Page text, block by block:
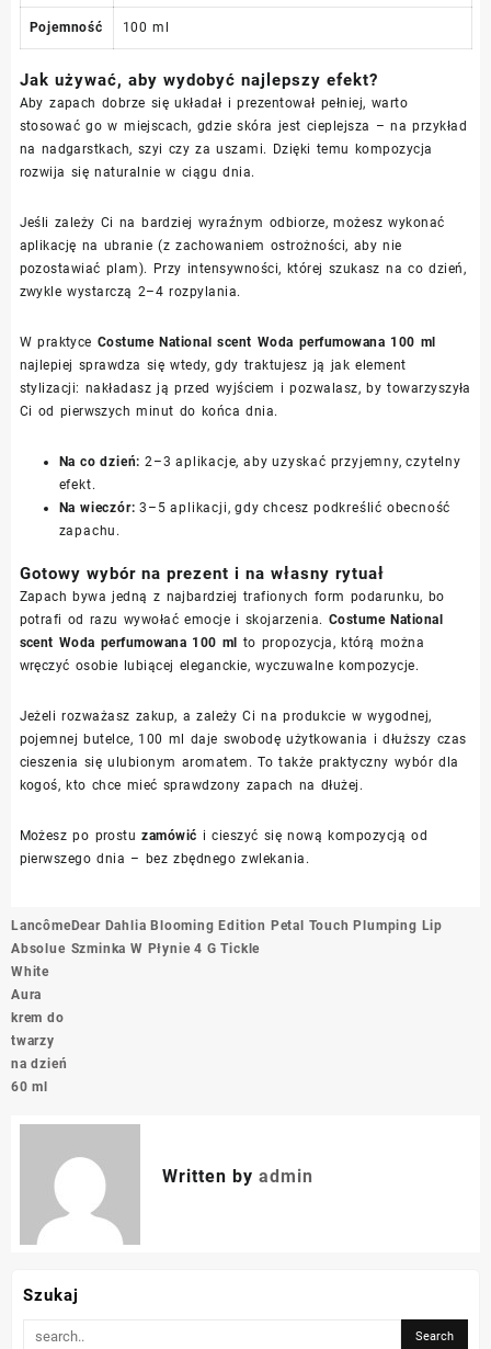
Pojemność 100 ml
Jak używać, aby wydobyć najlepszy efekt?
Aby zapach dobrze się układał i prezentował pełniej, warto
stosować go w miejscach, gdzie skóra jest cieplejsza – na przykład
na nadgarstkach, szyi czy za uszami. Dzięki temu kompozycja
rozwija się naturalnie w ciągu dnia.
Jeśli zależy Ci na bardziej wyraźnym odbiorze, możesz wykonać
aplikację na ubranie (z zachowaniem ostrożności, aby nie
pozostawiać plam). Przy intensywności, której szukasz na co dzień,
zwykle wystarczą 2–4 rozpylania.
W praktyce Costume National scent Woda perfumowana 100 ml
najlepiej sprawdza się wtedy, gdy traktujesz ją jak element
stylizacji: nakładasz ją przed wyjściem i pozwalasz, by towarzyszyła
Ci od pierwszych minut do końca dnia.
Na co dzień: 2–3 aplikacje, aby uzyskać przyjemny, czytelny
efekt.
Na wieczór: 3–5 aplikacji, gdy chcesz podkreślić obecność
zapachu.
Gotowy wybór na prezent i na własny rytuał
Zapach bywa jedną z najbardziej trafionych form podarunku, bo
potrafi od razu wywołać emocje i skojarzenia. Costume National
scent Woda perfumowana 100 ml
to propozycja, którą można
wręczyć osobie lubiącej eleganckie, wyczuwalne kompozycje.
Jeżeli rozważasz zakup, a zależy Ci na produkcie w wygodnej,
pojemnej butelce, 100 ml daje swobodę użytkowania i dłuższy czas
cieszenia się ulubionym aromatem. To także praktyczny wybór dla
kogoś, kto chce mieć sprawdzony zapach na dłużej.
Możesz po prostuzamówić i cieszyć się nową kompozycją od
pierwszego dnia – bez zbędnego zwlekania.
Nawigacja
wpisu
Lancôme
Absolue
White
Aura
krem do
twarzy
na dzień
60 ml
Dear Dahlia Blooming Edition Petal Touch Plumping Lip
Szminka W Płynie 4 G Tickle
Written by admin
Szukaj